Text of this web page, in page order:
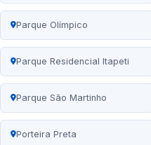
Parque Olímpico
Parque Residencial Itapeti
Parque São Martinho
Porteira Preta